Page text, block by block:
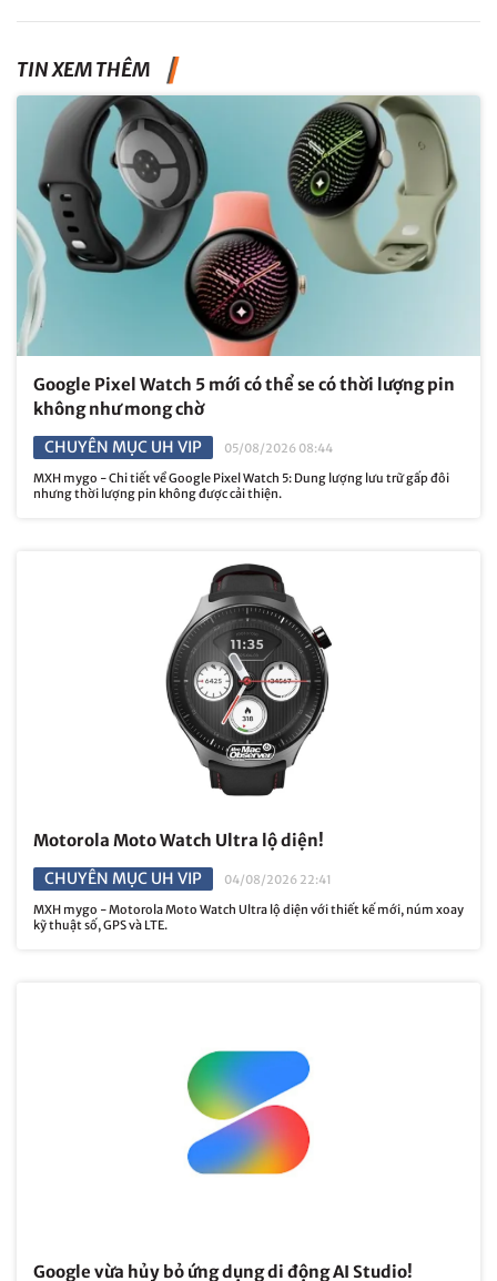
TIN XEM THÊM
Google Pixel Watch 5 mới có thể se có thời lượng pin
không như mong chờ
CHUYÊN MỤC UH VIP
05/08/2026 08:44
MXH mygo - Chi tiết về Google Pixel Watch 5: Dung lượng lưu trữ gấp đôi
nhưng thời lượng pin không được cải thiện.
Motorola Moto Watch Ultra lộ diện!
CHUYÊN MỤC UH VIP
04/08/2026 22:41
MXH mygo - Motorola Moto Watch Ultra lộ diện với thiết kế mới, núm xoay
kỹ thuật số, GPS và LTE.
Google vừa hủy bỏ ứng dụng di động AI Studio!